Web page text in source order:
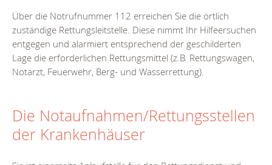
Über die Notrufnummer 112 erreichen Sie die örtlich
zuständige Rettungsleitstelle. Diese nimmt Ihr Hilfeersuchen
entgegen und alarmiert entsprechend der geschilderten
Lage die erforderlichen Rettungsmittel (z.B. Rettungswagen,
Notarzt, Feuerwehr, Berg- und Wasserrettung).
Die Notaufnahmen/Rettungsstellen
der Krankenhäuser